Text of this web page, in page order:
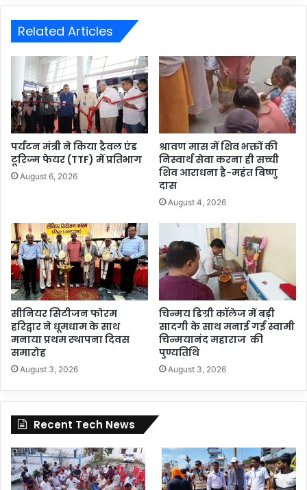
Related Articles
पर्यटन मंत्री ने किया ट्रैवल एंड
टूरिज्म फेयर (TTF) में प्रतिभाग
August 6, 2026
श्रावण मास में शिव भक्तों की
निस्वार्थ सेवा करना ही सच्ची
शिव आराधना है-महंत बिष्णु
दास
August 4, 2026
सीनियर सिटीजन फोरम
हरिद्वार ने धूमधाम के साथ
मनाया प्रथम स्थापना दिवस
समारोह
August 3, 2026
चिन्मय डिग्री कॉलेज में बड़ी
सादगी के साथ मनाई गई स्वामी
चिन्मयानंद महाराज की
पुण्यतिथि
August 3, 2026
Recent Tech News